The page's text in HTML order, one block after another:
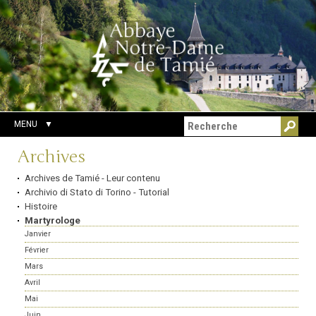
Aller
au
contenu.
|
Aller
à
la
navigation
Outils
personnels
Chercher par
Recherche
avancée…
MENU
Navigation
Archives
Archives de Tamié - Leur contenu
Archivio di Stato di Torino - Tutorial
Histoire
Martyrologe
Janvier
Février
Mars
Avril
Mai